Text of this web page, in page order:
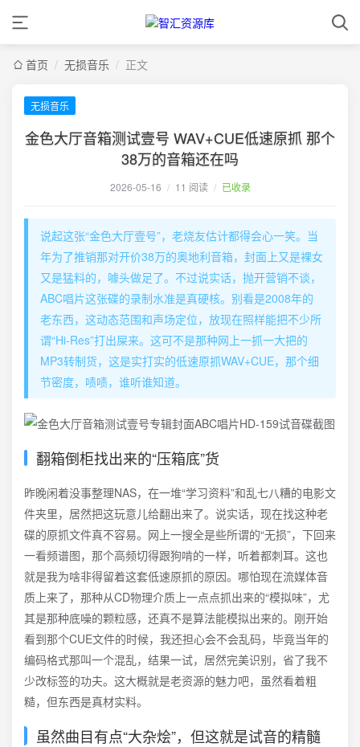
首页 / 无损音乐 / 正文
无损音乐
金色大厅音箱测试壹号 WAV+CUE低速原抓 那个
38万的音箱还在吗
2026-05-16 / 11 阅读 / 已收录
说起这张“金色大厅壹号”，老烧友估计都得会心一笑。当
年为了推销那对开价38万的奥地利音箱，封面上又是裸女
又是猛料的，噱头做足了。不过说实话，抛开营销不谈，
ABC唱片这张碟的录制水准是真硬核。别看是2008年的
老东西，这动态范围和声场定位，放现在照样能把不少所
谓“Hi-Res”打出屎来。这可不是那种网上一抓一大把的
MP3转制货，这是实打实的低速原抓WAV+CUE，那个细
节密度，啧啧，谁听谁知道。
翻箱倒柜找出来的“压箱底”货
昨晚闲着没事整理NAS，在一堆“学习资料”和乱七八糟的电影文
件夹里，居然把这玩意儿给翻出来了。说实话，现在找这种老
碟的原抓文件真不容易。网上一搜全是些所谓的“无损”，下回来
一看频谱图，那个高频切得跟狗啃的一样，听着都刺耳。这也
就是我为啥非得留着这套低速原抓的原因。哪怕现在流媒体音
质上来了，那种从CD物理介质上一点点抓出来的“模拟味”，尤
其是那种底噪的颗粒感，还真不是算法能模拟出来的。刚开始
看到那个CUE文件的时候，我还担心会不会乱码，毕竟当年的
编码格式那叫一个混乱，结果一试，居然完美识别，省了我不
少改标签的功夫。这大概就是老资源的魅力吧，虽然看着粗
糙，但东西是真材实料。
虽然曲目有点“大杂烩”，但这就是试音的精髓